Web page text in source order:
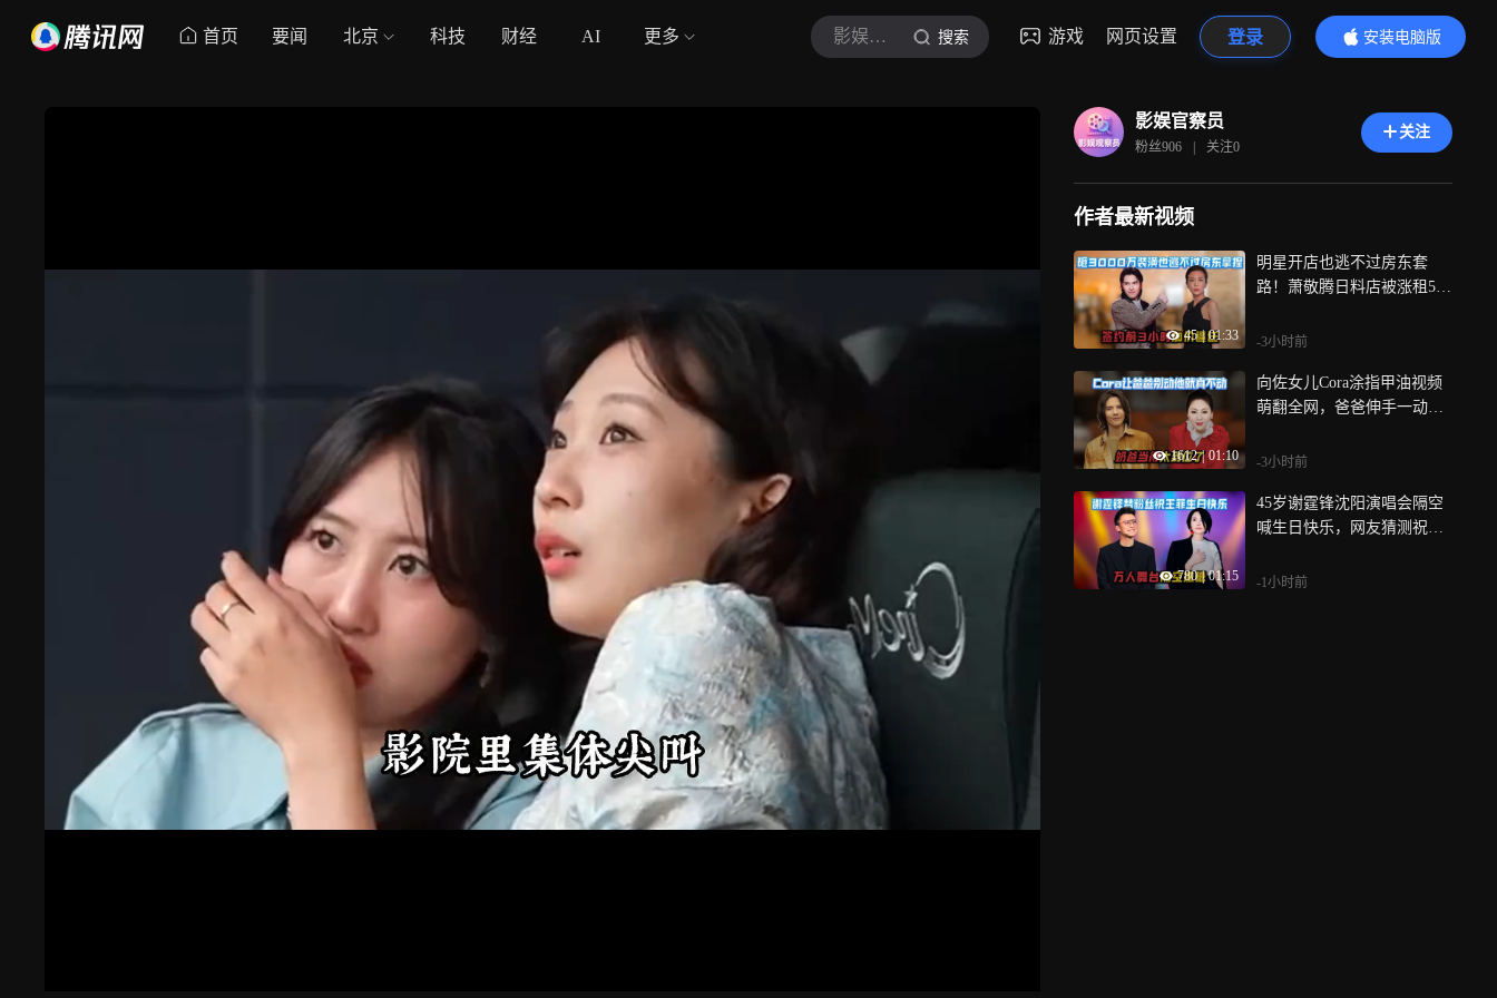
首页 要闻 北京 科技 财经 AI 更多 影娱官察员 搜索 游戏 网页设置 登录
安装电脑版
内容更精彩
影娱官察员
粉丝906 | 关注0
关注
作者最新视频
45 | 01:33
明星开店也逃不过房东套
路！萧敬腾日料店被涨租5
不要就不要
-3小时前
1612 | 01:10
向佐女儿Cora涂指甲油视频
萌翻全网，爸爸伸手一动不
-3小时前
780 | 01:15
45岁谢霆锋沈阳演唱会隔空
喊生日快乐，网友猜测祝福
-1小时前